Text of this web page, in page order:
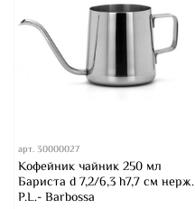
арт.30000027
Кофейник чайник 250 мл
Бариста d 7,2/6,3 h7,7 см нерж.
P.L.- Barbossa